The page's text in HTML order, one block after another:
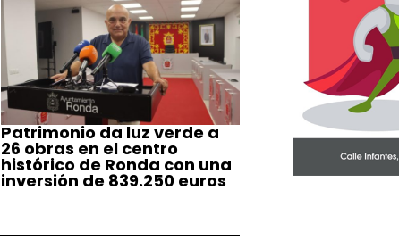
Patrimonio da luz verde a
26 obras en el centro
histórico de Ronda con una
inversión de 839.250 euros